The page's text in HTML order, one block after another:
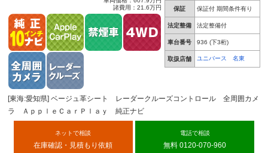
保証 保証付 期間条件有り
法定整備 法定整備付
車台番号 936 (下3桁)
取扱店舗 ユニバース 名東
諸費用：21.6万円
[東海:愛知県] ベージュ革シート レーダークルーズコントロール 全周囲カメ
ラ ＡｐｐｌｅＣａｒＰｌａｙ 純正ナビ
ネットで相談
在庫確認・見積もり依頼
電話で相談
無料 0120-070-960